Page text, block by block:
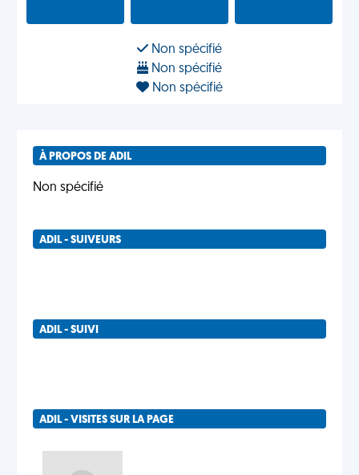
Non spécifié
Non spécifié
Non spécifié
À PROPOS DE ADIL
Non spécifié
ADIL - SUIVEURS
ADIL - SUIVI
ADIL - VISITES SUR LA PAGE